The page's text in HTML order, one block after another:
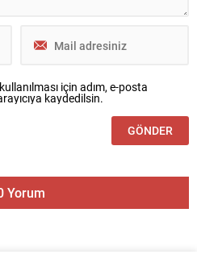
için adım, e-posta
kaydedilsin.
Yorum